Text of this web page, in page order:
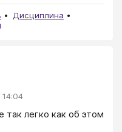
Дисциплина
14:04
так легко как об этом